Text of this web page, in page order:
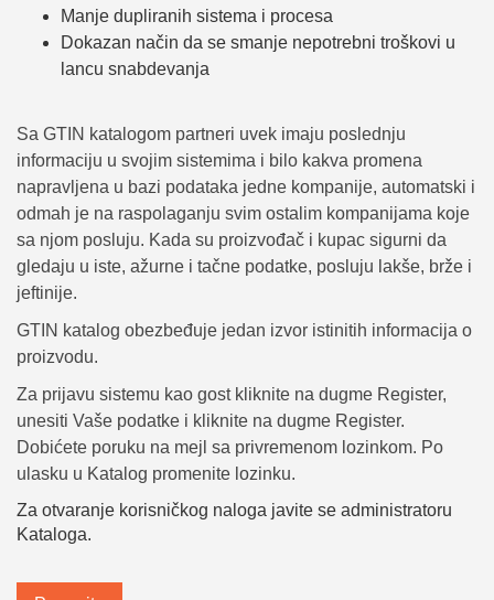
Manje dupliranih sistema i procesa
Dokazan način da se smanje nepotrebni troškovi u
lancu snabdevanja
Sa GTIN katalogom partneri uvek imaju poslednju
informaciju u svojim sistemima i bilo kakva promena
napravljena u bazi podataka jedne kompanije, automatski i
odmah je na raspolaganju svim ostalim kompanijama koje
sa njom posluju. Kada su proizvođač i kupac sigurni da
gledaju u iste, ažurne i tačne podatke, posluju lakše, brže i
jeftinije.
GTIN katalog obezbeđuje jedan izvor istinitih informacija o
proizvodu.
Za prijavu sistemu kao gost kliknite na dugme Register,
unesiti Vaše podatke i kliknite na dugme Register.
Dobićete poruku na mejl sa privremenom lozinkom. Po
ulasku u Katalog promenite lozinku.
Za otvaranje korisničkog naloga javite se administratoru
Kataloga.